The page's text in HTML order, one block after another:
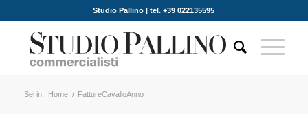
Studio Pallino | tel. +39 022135595
Sei in: Home / FattureCavalloAnno